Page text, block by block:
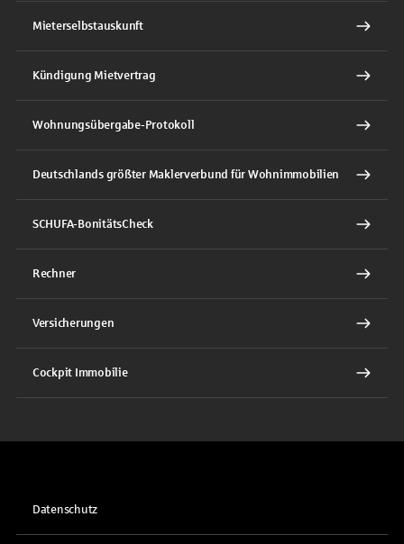
Mieterselbstauskunft
Kündigung Mietvertrag
Wohnungsübergabe-Protokoll
Deutschlands größter Maklerverbund für Wohnimmobilien
SCHUFA-BonitätsCheck
Rechner
Versicherungen
Cockpit Immobilie
Datenschutz